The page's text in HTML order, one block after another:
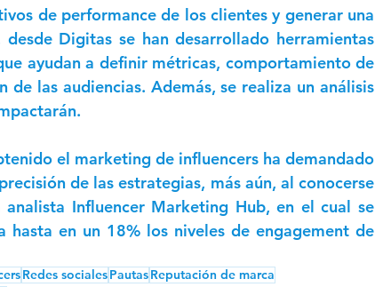
de performance de los clientes y generar una
Digitas se han desarrollado herramientas
ayudan a definir métricas, comportamiento de
las audiencias. Además, se realiza un análisis
el marketing de influencers ha demandado
de las estrategias, más aún, al conocerse
Influencer Marketing Hub, en el cual se
en un 18% los niveles de engagement de
Redes socialesPautasReputación de marca